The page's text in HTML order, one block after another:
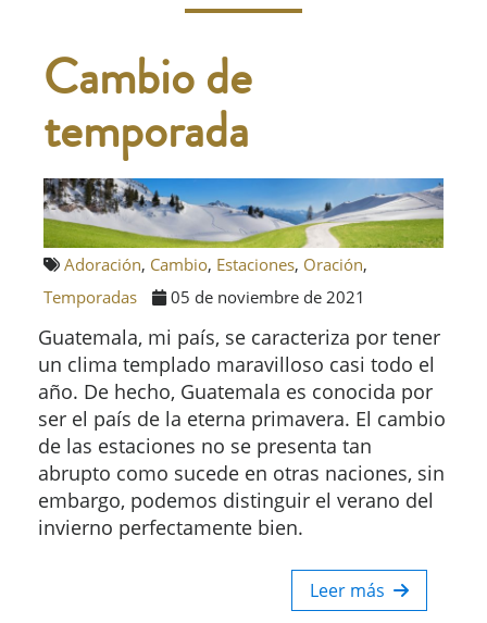
Cambio de
temporada
Adoración, Cambio, Estaciones, Oración,
Temporadas
05 de noviembre de 2021
Guatemala, mi país, se caracteriza por tener
un clima templado maravilloso casi todo el
año. De hecho, Guatemala es conocida por
ser el país de la eterna primavera. El cambio
de las estaciones no se presenta tan
abrupto como sucede en otras naciones, sin
embargo, podemos distinguir el verano del
invierno perfectamente bien.
Leer más